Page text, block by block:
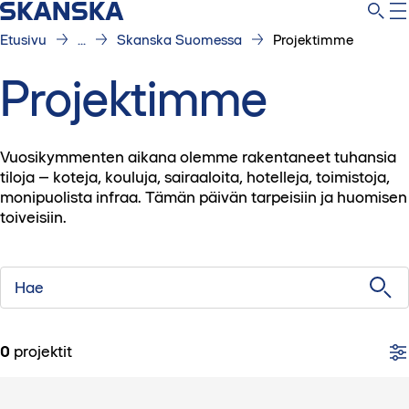
Etusivu ... Skanska Suomessa Projektimme
Projektimme
Vuosikymmenten aikana olemme rakentaneet tuhansia
tiloja – koteja, kouluja, sairaaloita, hotelleja, toimistoja,
monipuolista infraa. Tämän päivän tarpeisiin ja huomisen
toiveisiin.
0 projektit
Hae